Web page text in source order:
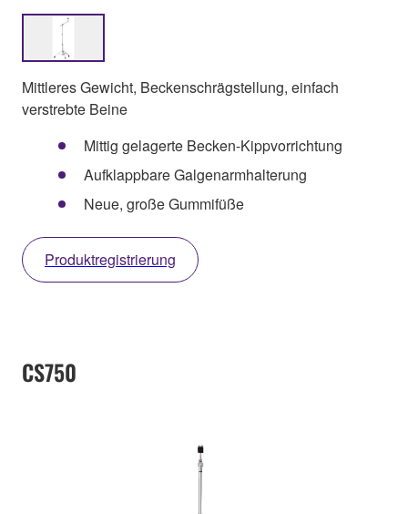
Mittleres Gewicht, Beckenschrägstellung, einfach
verstrebte Beine
Mittig gelagerte Becken-Kippvorrichtung
Aufklappbare Galgenarmhalterung
Neue, große Gummifüße
Produktregistrierung
CS750